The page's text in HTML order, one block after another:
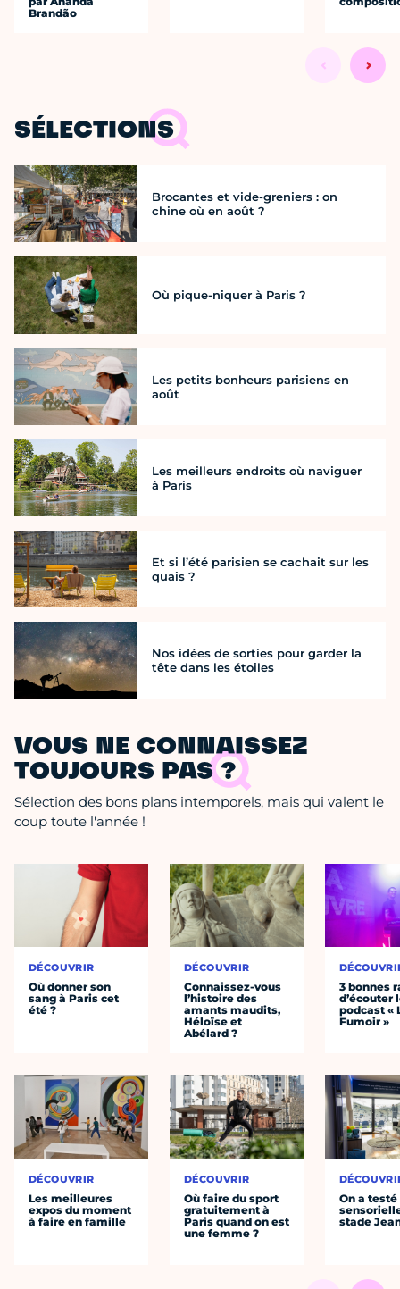
Brandão
SÉLECTIONS
Brocantes et vide-greniers : on
chine où en août ?
Où pique-niquer à Paris ?
Les petits bonheurs parisiens en
août
Les meilleurs endroits où naviguer
à Paris
Et si l’été parisien se cachait sur les
quais ?
Nos idées de sorties pour garder la
tête dans les étoiles
VOUS NE CONNAISSEZ
TOUJOURS PAS ?
Sélection des bons plans intemporels, mais qui valent le
coup toute l'année !
DÉCOUVRIR
Où donner son
sang à Paris cet
été ?
DÉCOUVRIR
Les meilleures
expos du moment
à faire en famille
DÉCOUVRIR
Connaissez-vous
l’histoire des
amants maudits,
Héloïse et
Abélard ?
DÉCOUVRIR
Où faire du sport
gratuitement à
Paris quand on est
une femme ?
3 bonnes
d’écouter
podcast «
Fumoir »
On a
stade